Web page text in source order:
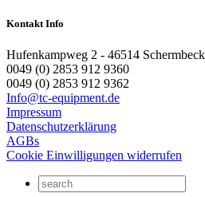
Kontakt Info
Hufenkampweg 2 - 46514
0049 (0) 2853 912 9360
0049 (0) 2853 912 9362
Info@tc-equipment.de
Impressum
Datenschutzerklärung
AGBs
Cookie Einwilligungen widerrufen